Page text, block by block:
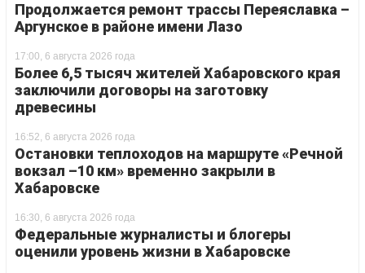
Продолжается ремонт трассы Переяславка –
Аргунское в районе имени Лазо
17:00, 6 августа 2026 года
Более 6,5 тысяч жителей Хабаровского края
заключили договоры на заготовку
древесины
16:52, 6 августа 2026 года
Остановки теплоходов на маршруте «Речной
вокзал –10 км» временно закрыли в
Хабаровске
16:30, 6 августа 2026 года
Федеральные журналисты и блогеры
оценили уровень жизни в Хабаровске